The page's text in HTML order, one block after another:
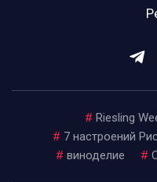
# Riesling
# 7 настроений
# виноделие #